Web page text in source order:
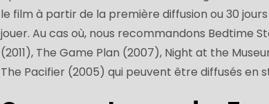
le film à partir de la première diffusion ou 30
jouer. Au cas où, nous recommandons Bedtime
(2011), The Game Plan (2007), Night at the
The Pacifier (2005) qui peuvent être diffusés en